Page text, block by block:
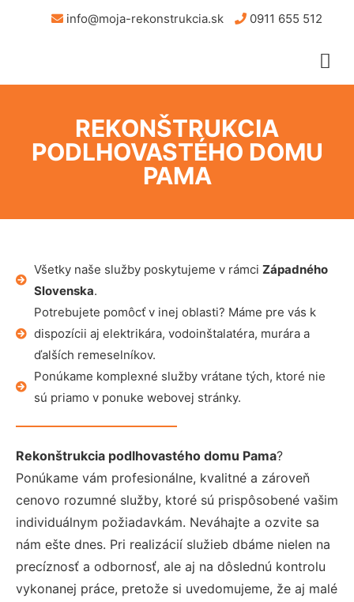
info@moja-rekonstrukcia.sk 0911 655 512
REKONŠTRUKCIA
PODLHOVASTÉHO DOMU
PAMA
Všetky naše služby poskytujeme v rámci Západného
Slovenska.
Potrebujete pomôcť v inej oblasti? Máme pre vás k
dispozícii aj elektrikára, vodoinštalatéra, murára a
ďalších remeselníkov.
Ponúkame komplexné služby vrátane tých, ktoré nie
sú priamo v ponuke webovej stránky.
Rekonštrukcia podlhovastého domu Pama?
Ponúkame vám profesionálne, kvalitné a zároveň
cenovo rozumné služby, ktoré sú prispôsobené vašim
individuálnym požiadavkám. Neváhajte a ozvite sa
nám ešte dnes. Pri realizácií služieb dbáme nielen na
precíznosť a odbornosť, ale aj na dôslednú kontrolu
vykonanej práce, pretože si uvedomujeme, že aj malé